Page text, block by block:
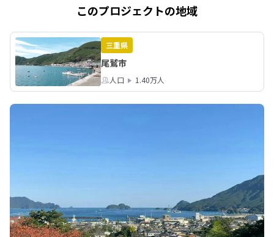
トピック: 古道の波止場3月最終回？
時刻: 2025年3月21日 07:45 PM 大阪、
札幌、東京
Zoom ミーティングに参加する
https://us06web.zoom.us/j/87660507
386?
pwd=LWsxsLcZMr4gtsXoMAx0bsDCG
cGOsR.1
WEB制作に打ち込
他にもイベントなど
多忙な日々を送って
今回、最終回は力を
やりたいと考えてい
このプロジェクトの地域
三重県
尾鷲市
人口 1.40万人